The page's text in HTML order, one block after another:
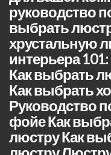
руководство
выбрать
хрустальную
интерьера
Как выбрать
Как выбрать
Руководство
фойе Как
люстру Как